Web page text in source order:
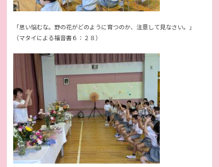
「思い悩むな。野の花がどのように育つのか、注意して見なさい。」
（マタイによる福音書６：２８）